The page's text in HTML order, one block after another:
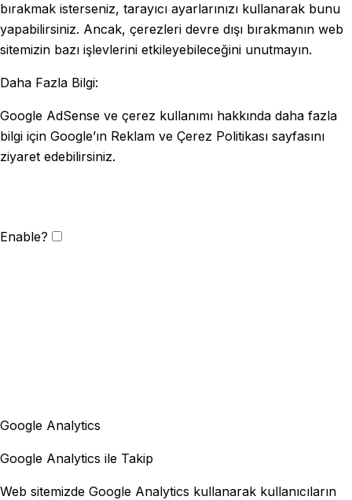
bırakmak isterseniz, tarayıcı ayarlarınızı kullanarak bunu
yapabilirsiniz. Ancak, çerezleri devre dışı bırakmanın web
sitemizin bazı işlevlerini etkileyebileceğini unutmayın.
Daha Fazla Bilgi:
Google AdSense ve çerez kullanımı hakkında daha fazla
bilgi için Google’ın Reklam ve Çerez Politikası sayfasını
ziyaret edebilirsiniz.
Enable?
Google Analytics
Google Analytics ile Takip
Web sitemizde Google Analytics kullanarak kullanıcıların